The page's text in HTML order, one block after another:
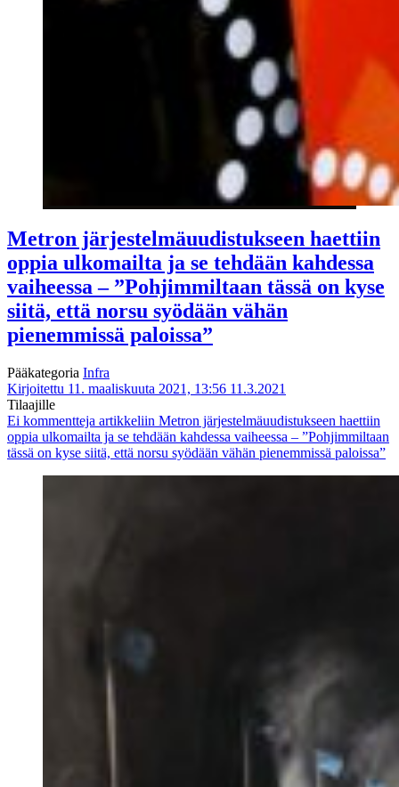
Metron järjestelmäuudistukseen haettiin
oppia ulkomailta ja se tehdään kahdessa
vaiheessa – ”Pohjimmiltaan tässä on kyse
siitä, että norsu syödään vähän
pienemmissä paloissa”
Pääkategoria Infra
Kirjoitettu 11. maaliskuuta 2021, 13:56 11.3.2021
Tilaajille
Ei kommentteja artikkeliin Metron järjestelmäuudistukseen haettiin
oppia ulkomailta ja se tehdään kahdessa vaiheessa – ”Pohjimmiltaan
tässä on kyse siitä, että norsu syödään vähän pienemmissä paloissa”